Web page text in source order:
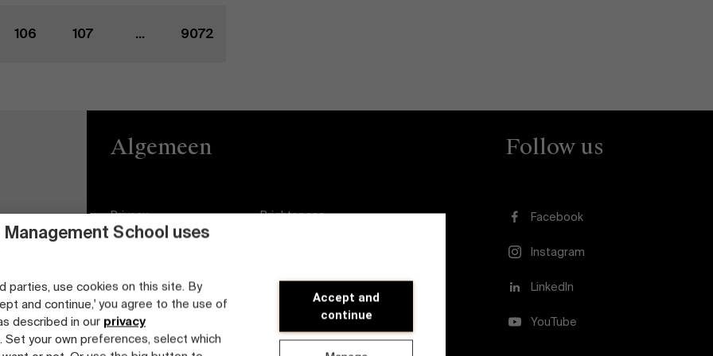
School uses
parties, use cookies on this site. By
and continue,' you agree to the use of
described in our privacy
. Set your own preferences, select which
Accept and
continue
106 107 ... 9072
Algemeen
Privacy
Cookieverklaring
Studenten login
Brightspace
Diversiteits- en
Inclusieplan
Follow us
Facebook
Instagram
LinkedIn
YouTube